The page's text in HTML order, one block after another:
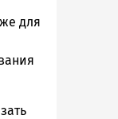
для